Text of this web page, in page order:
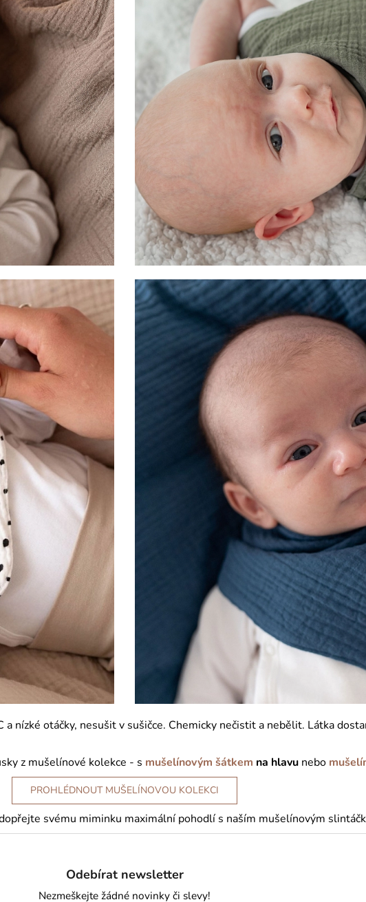
nízké otáčky, nesušit v sušičce. Chemicky nečistit a nebělit. Látka
z mušelínové kolekce - s mušelínovým šátkem na hlavu nebo
PROHLÉDNOUT MUŠELÍNOVOU KOLEKCI
svému miminku maximální pohodlí s naším mušelínovým
Odebírat newsletter
Nezmeškejte žádné novinky či slevy!